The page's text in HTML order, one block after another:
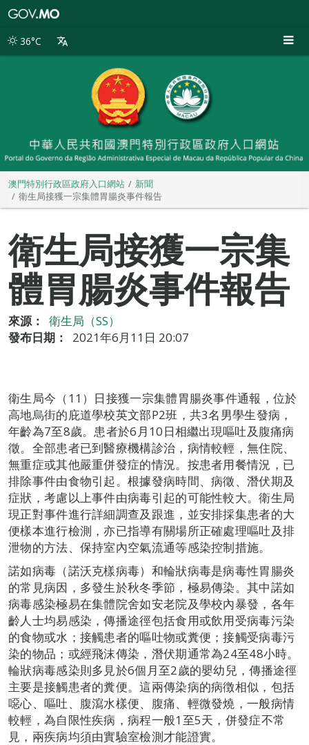
別
36°C
澳門特別行政區政府入口網站
新聞
衛生局接獲一宗集體胃腸炎事件報告
衛生局接獲一宗集
體胃腸炎事件報告
來源：
衛生局（SS）
發布日期：
2021年6月11日 20:07
衛生局今（11）日接獲一宗集體胃腸炎事件通報，位於
高地烏街的庇道學校英文部P2班，共3名男學生發病，
年齡為7至8歲。患者於6月10日相繼出現嘔吐及腹痛病
徵。全部患者已到醫療機構診治，病情較輕，無住院、
無重症或其他嚴重併發症的情況。按患者用餐情況，已
排除事件由食物引起。根據發病時間、病徵、潛伏期及
症狀，考慮以上事件由病毒引起的可能性較大。衛生局
現正對事件進行詳細調查及跟進，並安排採集患者的大
便樣本進行檢測，亦已指導有關場所正確處理嘔吐及排
泄物的方法、保持室內空氣流通等感染控制措施。
諾如病毒（諾沃克樣病毒）和輪狀病毒是病毒性胃腸炎
的常見病因，多發生於秋冬季節，極易傳染。其中諾如
病毒感染極易在集體院舍如安老院及學校內暴發，各年
齡人士均易感染，傳播途徑包括食用或飲用受病毒污染
的食物或水；接觸患者的嘔吐物或糞便；接觸受病毒污
染的物品；或經飛沫傳染，潛伏期通常為24至48小時。
輪狀病毒感染則多見於6個月至2歲的嬰幼兒，傳播途徑
主要是接觸患者的糞便。這兩傳染病的病徴相似，包括
噁心、嘔吐、腹瀉水樣便、腹痛、輕微發燒，一般病情
較輕，為自限性疾病，病程一般1至5天，併發症不常
見，兩疾病均須由實驗室檢測才能證實。